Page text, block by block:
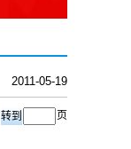
2011-05-19
页